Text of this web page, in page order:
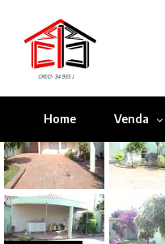
Home Venda